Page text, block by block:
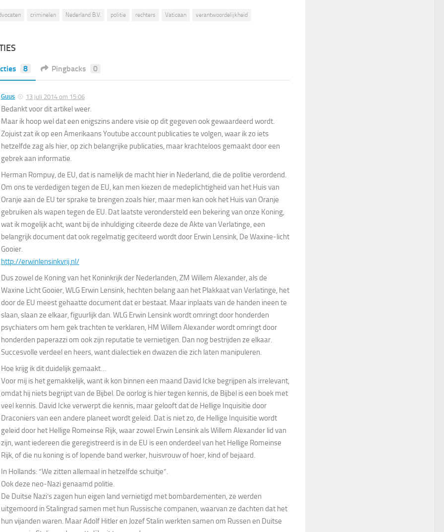
criminelen Nederland B.V. politie rechters Vaticaan verantwoordelijkheid
8 Pingbacks 0
Guus 13 juli 2014 om 15:06
Bedankt voor dit artikel weer.
Maar ik hoop wel dat een enigszins andere visie op dit gegeven ook gewaardeerd wordt.
Zojuist zat ik op een Amerikaans Youtube account publicaties te volgen, waar ik zo iets
hetzelfde zag als hier, op zich belangrijke publicaties, maar krachteloos gemaakt door een
gebrek aan informatie.
Herman Rompuy, de EU, dat is namelijk de macht hier in Nederland, die de politie verordend.
Om ons te verdedigen tegen de EU, kan men kiezen de medeplichtigheid van het Huis van
Oranje aan de EU ter sprake te brengen zoals hier, maar men kan ook het Huis van Oranje
gebruiken als wapen tegen de EU. Dat laatste verondersteld een bekering van onze Koning,
wat ik mogelijk acht, want bij de inhuldiging citeerde deze de Akte van Verlatinge, een
belangrijk document dat ook regelmatig geciteerd wordt door Erwin Lensink, De Waxine-licht
Gooier.
http://erwinlensinkvrij.nl/
Dus zowel de Koning van het Koninkrijk der Nederlanden, ZM Willem Alexander, als de
Waxine Licht Gooier, WLG Erwin Lensink, hechten belang aan het Plakkaat van Verlatinge, het
door de EU meest gehaatte document dat er bestaat. Maar inplaats van de handen ineen te
slaan, slaan ze elkaar, figuurlijk dan. WLG Erwin Lensink wordt omringt door honderden
psychiaters om hem gek trachten te verklaren, HM Willem Alexander wordt omringt door
honderden paperazzi om ook zijn reputatie te vernietigen. Dan nog bestrijden ze elkaar.
Succesvolle verdeel en heers, want dialectiek en dwazen die zich laten manipuleren.
Hoe krijg ik dit duidelijk gemaakt…
Voor mij is het gemakkelijk, want ik kon binnen een maand David Icke begrijpen als irrelevant,
omdat hij niets begrijpt van de Bijbel. De oorlog is hier tegen kennis, de Bijbel is een boek met
veel kennis. David Icke verwerpt die kennis, maar gelooft dat de Hellige Inquisitie door
Draconiers van een andere planeet wordt geleid. Dat is niet zo, de Hellige Inquisitie wordt
geleid door het Hellige Romeinse Rijk, waar zowel Erwin Lensink als Willem Alexander lid van
zijn, want iedereen die geregistreerd is in de EU is een onderdeel van het Hellige Romeinse
Rijk, of die nu koning is of lopende band werker, huisvrouw of hoer, kind of bejaard.
In Hollands: “We zitten allemaal in hetzelfde schuitje”.
Ook deze neo-Nazi genaamd politie.
De Duitse Nazi’s zagen hun eigen land vernietigd met bombardementen, ze werden
uitgemoord in Stalingrad samen met hun Russische companen, waarvan ze dachten dat het
hun vijanden waren. Maar Adolf Hitler en Jozef Stalin werkten samen om Russen en Duitse